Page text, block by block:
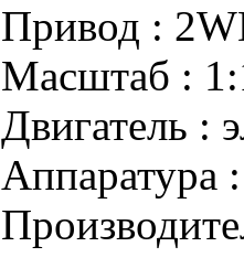
Привод :
Масштаб :
Двигатель :
Аппаратура